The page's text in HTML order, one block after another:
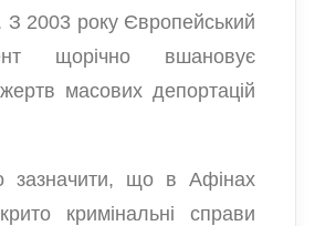
З 2003 року Європейський
щорічно вшановує
масових депортацій
зазначити, що в Афінах
кримінальні справи